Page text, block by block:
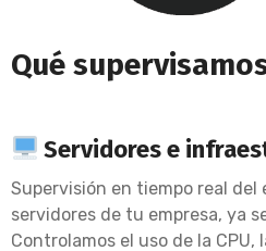
Qué
Servidores e
Supervisión en tiempo real del
servidores de tu empresa, ya
Controlamos el uso de la CPU,